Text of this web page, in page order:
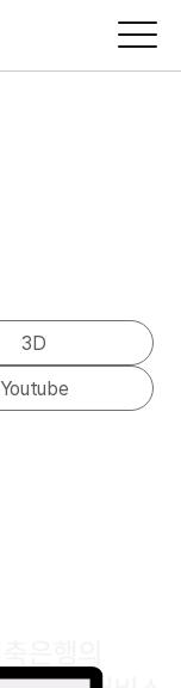
3D
Youtube